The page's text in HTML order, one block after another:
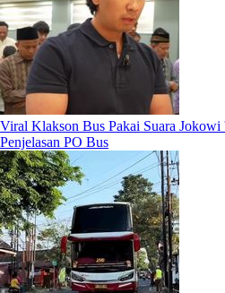
Viral Klakson Bus Pakai Suara
Penjelasan PO Bus